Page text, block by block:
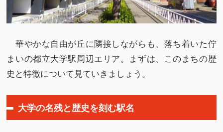
華やかな自由が丘に隣接しながらも、落ち着いた佇
まいの都立大学駅周辺エリア。まずは、このまちの歴
史と特徴について見ていきましょう。
大学の名残と歴史を刻む駅名